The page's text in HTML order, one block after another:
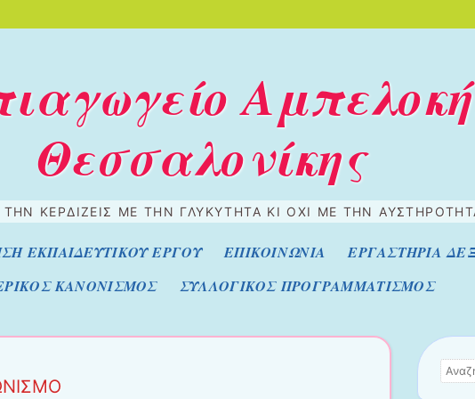
Θεσσαλονίκης
ΚΕΡΔΊΖΕΙΣ ΜΕ ΤΗΝ ΓΛΥΚΎΤΗΤΑ ΚΙ ΌΧΙ ΜΕ ΤΗΝ
ΕΚΠΑΙΔΕΥΤΙΚΟΥ ΕΡΓΟΥ ΕΠΙΚΟΙΝΩΝΙΑ
ΕΡΓΑΣΤΗΡΙΑ
ΚΑΝΟΝΙΣΜΟΣ
ΣΥΛΛΟΓΙΚΟΣ ΠΡΟΓΡΑΜΜΑΤΙΣΜΟΣ